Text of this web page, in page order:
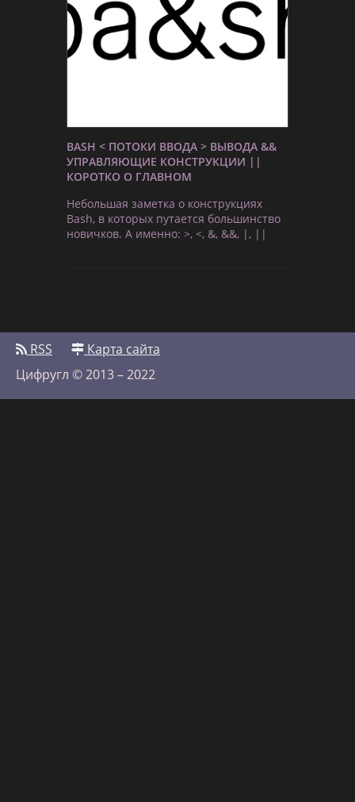
BASH < ПОТОКИ ВВОДА > ВЫВОДА &&
УПРАВЛЯЮЩИЕ КОНСТРУКЦИИ ||
КОРОТКО О ГЛАВНОМ
Небольшая заметка о конструкциях
Bash, в которых путается большинство
новичков. А именно: >, <, &, &&, |, ||
RSS
Карта сайта
Цифругл © 2013 – 2022